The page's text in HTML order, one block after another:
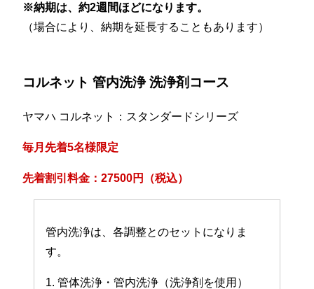
※納期は、約2週間ほどになります。
（場合により、納期を延長することもあります）
コルネット 管内洗浄 洗浄剤コース
ヤマハ コルネット：スタンダードシリーズ
毎月先着5名様限定
先着割引料金：27500円（税込）
管内洗浄は、各調整とのセットになりま
す。
1. 管体洗浄・管内洗浄（洗浄剤を使用）